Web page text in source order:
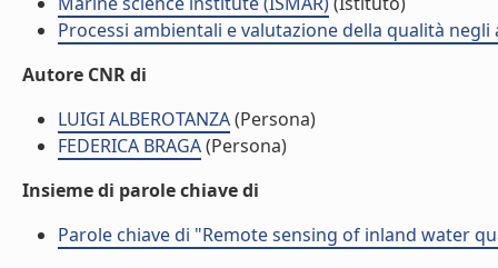
Processi ambientali e valutazione della qualità negli
Autore CNR di
LUIGI ALBEROTANZA(Persona)
FEDERICA BRAGA(Persona)
Insieme di parole chiave di
Parole chiave di "Remote sensing of inland water